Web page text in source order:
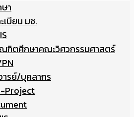
า
เบียน มช.
ฑิตศึกษาคณะวิศวกรรมศาสตร์
รย์/บุคลากร
Project